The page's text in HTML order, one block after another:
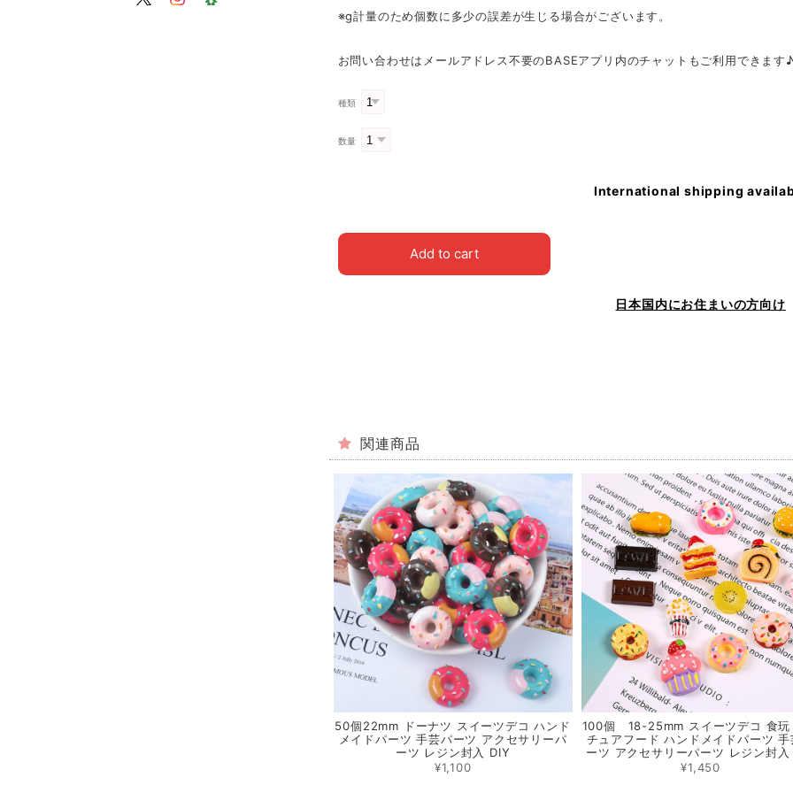
※g計量のため個数に多少の誤差が生じる場合がございます。
お問い合わせはメールアドレス不要のBASEアプリ内のチャットもご利用できます♪
種類
数量
International shipping
Add to cart
日本国内にお住まいの方向け
関連商品
50個22mm ドーナツ スイーツデコ ハンド
メイドパーツ 手芸パーツ アクセサリーパ
ーツ レジン封入 DIY
¥1,100
100個 18-25mm スイーツデコ 食玩
チュアフード ハンドメイドパーツ 手
ーツ アクセサリーパーツ レジン封入
¥1,450